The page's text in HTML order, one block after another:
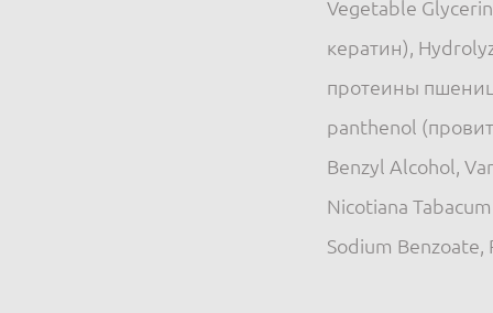
Vegetable
кератин),
протеины
panthenol
Benzyl Alcohol,
Nicotiana
Sodium Benzoate,